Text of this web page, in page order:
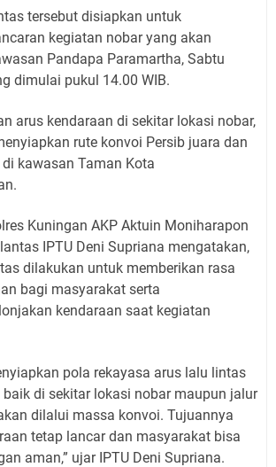
tersebut disiapkan untuk
kegiatan nobar yang akan
Pandapa Paramartha, Sabtu
dimulai pukul 14.00 WIB.
arus kendaraan di sekitar lokasi nobar,
rute konvoi Persib juara dan
kawasan Taman Kota
Kuningan AKP Aktuin Moniharapon
IPTU Deni Supriana mengatakan,
dilakukan untuk memberikan rasa
bagi masyarakat serta
kendaraan saat kegiatan
pola rekayasa arus lalu lintas
di sekitar lokasi nobar maupun jalur
dilalui massa konvoi. Tujuannya
tetap lancar dan masyarakat bisa
aman,” ujar IPTU Deni Supriana.